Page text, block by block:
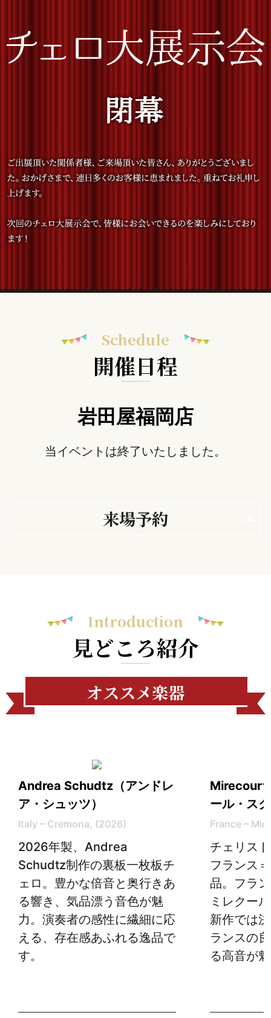
Schedule
開催日程
岩田屋福岡店
当イベントは終了いたしました。
来場予約
Introduction
見どころ紹介
オススメ楽器
Andrea Schudtz（アンドレ
ア・シュッツ）
Italy – Cremona, (2026)
2026年製、Andrea
Schudtz制作の裏板一枚板チ
ェロ。豊かな倍音と奥行きあ
る響き、気品漂う音色が魅
力。演奏者の感性に繊細に応
える、存在感あふれる逸品で
す。
Mirecourt
ール・ス
France –
チェリス
フランス
品。フラ
ミレクー
新作では
ランスの
る高音が